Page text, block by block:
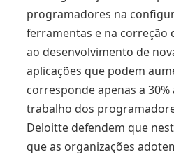
programadores na
ferramentas e na correção
ao desenvolvimento de
aplicações que podem
corresponde apenas a
trabalho dos
Deloitte defendem que
que as organizações